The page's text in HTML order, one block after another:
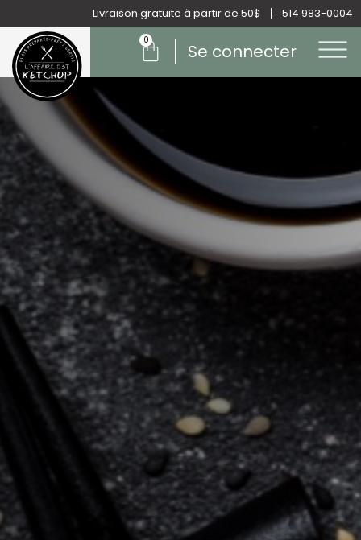
au
contenu
Livraison gratuite à partir de 50$ 514 983-0004
0 Panier
Se connecter